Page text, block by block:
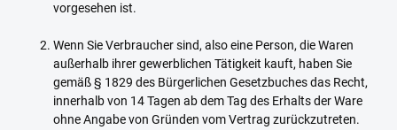
vorgesehen ist.
Wenn Sie Verbraucher sind, also eine Person, die Waren
außerhalb ihrer gewerblichen Tätigkeit kauft, haben Sie
gemäß § 1829 des Bürgerlichen Gesetzbuches das Recht,
innerhalb von 14 Tagen ab dem Tag des Erhalts der Ware
ohne Angabe von Gründen vom Vertrag zurückzutreten.